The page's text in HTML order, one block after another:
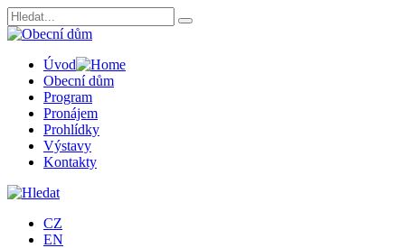
Úvod
Obecní dům
Program
Pronájem
Prohlídky
Výstavy
Kontakty
CZ
EN